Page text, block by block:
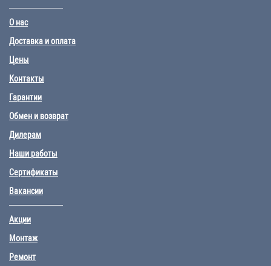
О нас
Доставка и оплата
Цены
Контакты
Гарантии
Обмен и возврат
Дилерам
Наши работы
Сертификаты
Вакансии
Акции
Монтаж
Ремонт